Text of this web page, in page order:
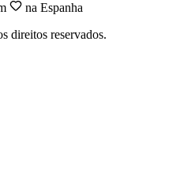
na Espanha
direitos reservados.